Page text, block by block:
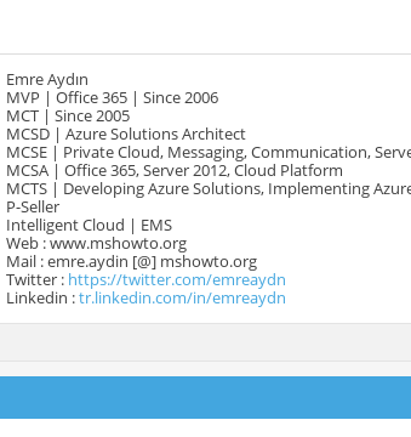
Emre Aydın
MVP | Office 365 | Since 2006
MCT | Since 2005
MCSD | Azure Solutions Architect
MCSE | Private Cloud, Messaging, Communication,
MCSA | Office 365, Server 2012, Cloud Platform
MCTS | Developing Azure Solutions, Implementing
P-Seller
Intelligent Cloud | EMS
Web : www.mshowto.org
Mail : emre.aydin [@] mshowto.org
Twitter : https://twitter.com/emreaydn
Linkedin :tr.linkedin.com/in/emreaydn